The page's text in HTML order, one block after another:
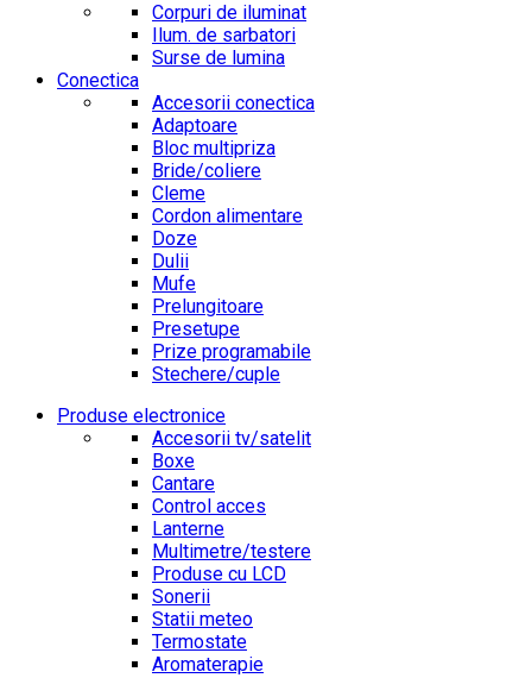
Corpuri de iluminat
Ilum. de sarbatori
Surse de lumina
Conectica
Accesorii conectica
Adaptoare
Bloc multipriza
Bride/coliere
Cleme
Cordon alimentare
Doze
Dulii
Mufe
Prelungitoare
Presetupe
Prize programabile
Stechere/cuple
Produse electronice
Accesorii tv/satelit
Boxe
Cantare
Control acces
Lanterne
Multimetre/testere
Produse cu LCD
Sonerii
Statii meteo
Termostate
Aromaterapie